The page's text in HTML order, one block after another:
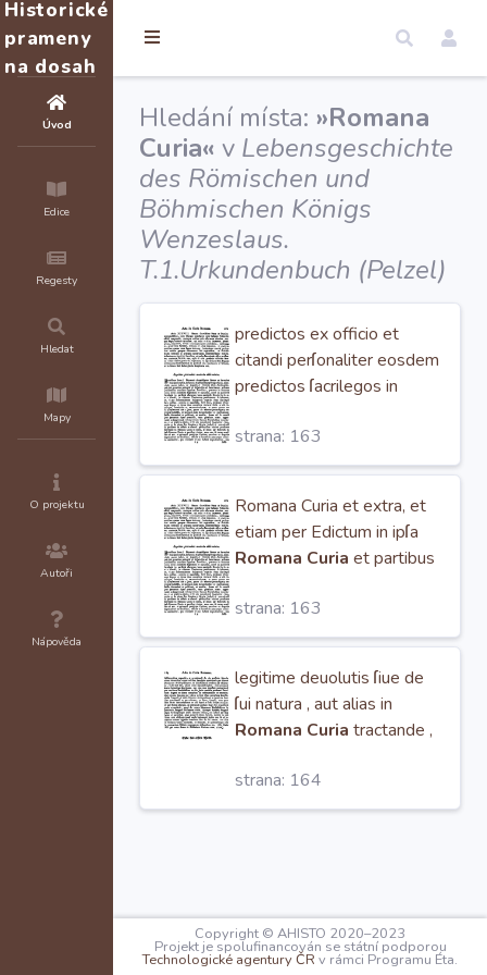
Historické
prameny
na dosah
Úvod
Edice
Regesty
Hledat
Mapy
O projektu
Autoři
Nápověda
Hledání místa: »Romana
Curia« v Lebensgeschichte
des Römischen und
Böhmischen Königs
Wenzeslaus.
T.1.Urkundenbuch (Pelzel)
predictos ex officio et
citandi perſonaliter eosdem
predictos ſacrilegos in
etiam per Edictum in ipſa
Romana Curia
strana: 163
Romana Curia et extra, et
etiam per Edictum in ipſa
Romana Curia et partibus
acceſſus ad eos
strana: 163
legitime deuolutis ſiue de
ſui natura , aut alias in
Romana Curia tractande ,
quibuseunque allis in
contrarium
strana: 164
Copyright © AHISTO 2020–2023
Projekt je spolufinancován se státní podporou
Technologické agentury ČR v rámci Programu Éta.